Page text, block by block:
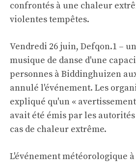
confrontés à une chaleur
violentes tempêtes.
Vendredi 26 juin, Defqon.1 –
musique de danse d'une
personnes à Biddinghuizen
annulé l'événement. Les
expliqué qu'un «
avait été émis par les
cas de chaleur extrême.
L'événement météorologique